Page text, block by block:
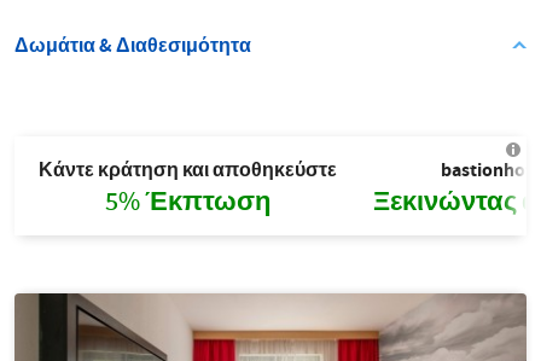
Δωμάτια & Διαθεσιμότητα
Κάντε κράτηση και αποθηκεύστε
5% Έκπτωση Ξεκινώντας